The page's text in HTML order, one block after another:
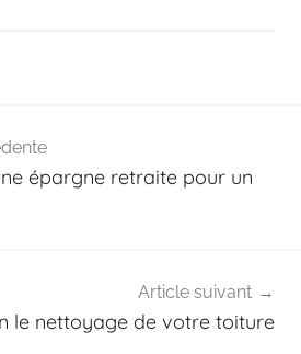
épargne retraite pour un
Article suivant
le nettoyage de votre toiture